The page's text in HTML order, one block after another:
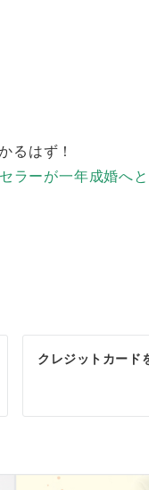
るはず！
ラーが一年成婚へ
クレジットカード